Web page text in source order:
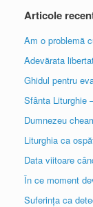
Articole
Am o problemă
Adevărata
Ghidul pentru
Sfânta Liturghie
Dumnezeu
Liturghia ca
Data viitoare
În ce moment
Suferința ca